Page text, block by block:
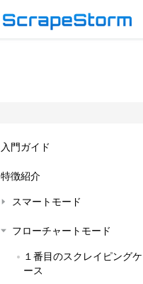
入門ガイド
特徴紹介
スマートモード
フローチャートモード
１番目のスクレイピングケ
ース